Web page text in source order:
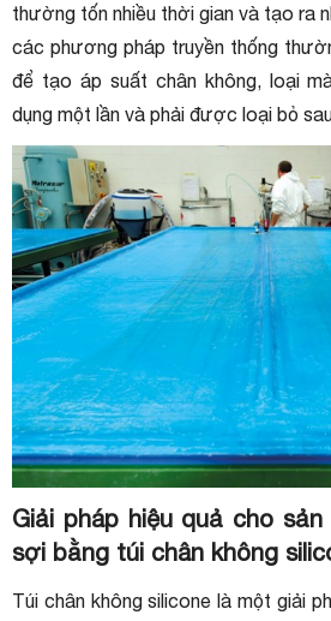
thường tốn nhiều thời gian và tạo ra
các phương pháp truyền thống
để tạo áp suất chân không, loại
dụng một lần và phải được loại bỏ
Giải pháp hiệu quả cho
sợi bằng túi chân không
Túi chân không silicone là một giải